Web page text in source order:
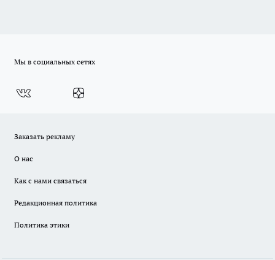
Мы в социальных сетях
Заказать рекламу
О нас
Как с нами связаться
Редакционная политика
Политика этики